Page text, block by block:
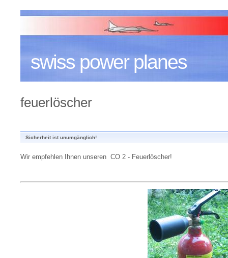
swiss power planes
feuerlöscher
Sicherheit ist unumgänglich!
Wir empfehlen Ihnen unseren CO 2 - Feuerlöscher!